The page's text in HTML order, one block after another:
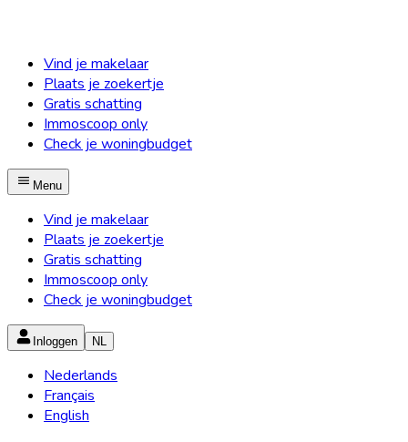
Vind je makelaar
Plaats je zoekertje
Gratis schatting
Immoscoop only
Check je woningbudget
Menu
Vind je makelaar
Plaats je zoekertje
Gratis schatting
Immoscoop only
Check je woningbudget
Inloggen NL
Nederlands
Français
English